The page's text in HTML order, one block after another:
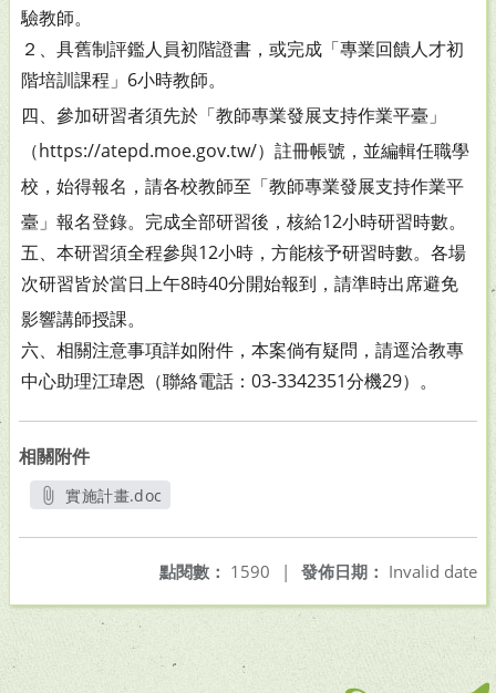
驗教師。
２、具舊制評鑑人員初階證書，或完成「專業回饋人才初
階培訓課程」6小時教師。
四、參加研習者須先於「教師專業發展支持作業平臺」
（https://atepd.moe.gov.tw/）註冊帳號，並編輯任職學
校，始得報名，請各校教師至「教師專業發展支持作業平
臺」報名登錄。完成全部研習後，核給12小時研習時數。
五、本研習須全程參與12小時，方能核予研習時數。各場
次研習皆於當日上午8時40分開始報到，請準時出席避免
影響講師授課。
六、相關注意事項詳如附件，本案倘有疑問，請逕洽教專
中心助理江瑋恩（聯絡電話：03-3342351分機29）。
相關附件
實施計畫.doc
發佈日期： Invalid date
點閱數： 1590 |